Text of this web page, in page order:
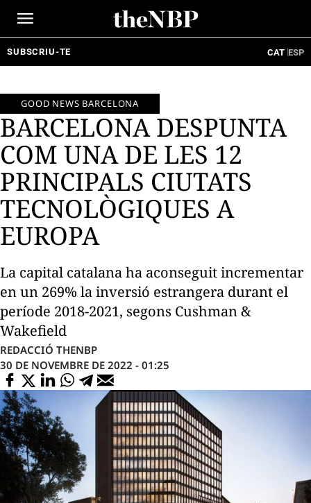
SUBSCRIU-TE CAT ESP
GOOD NEWS BARCELONA
BARCELONA DESPUNTA
COM UNA DE LES 12
PRINCIPALS CIUTATS
TECNOLÒGIQUES A
EUROPA
La capital catalana ha aconseguit incrementar
en un 269% la inversió estrangera durant el
període 2018-2021, segons Cushman &
Wakefield
REDACCIÓ THENBP
30 DE NOVEMBRE DE 2022 - 01:25